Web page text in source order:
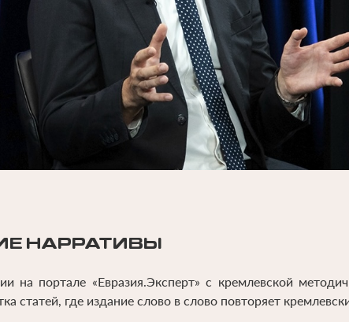
НАРРАТИВЫ
на портале «Евразия.Эксперт» с кремлевской
статей, где издание слово в слово повторяет